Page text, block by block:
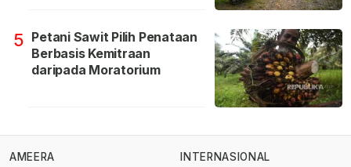
5 Petani Sawit Pilih Penataan
Berbasis Kemitraan
daripada Moratorium
AMEERA
INTERNASIONAL